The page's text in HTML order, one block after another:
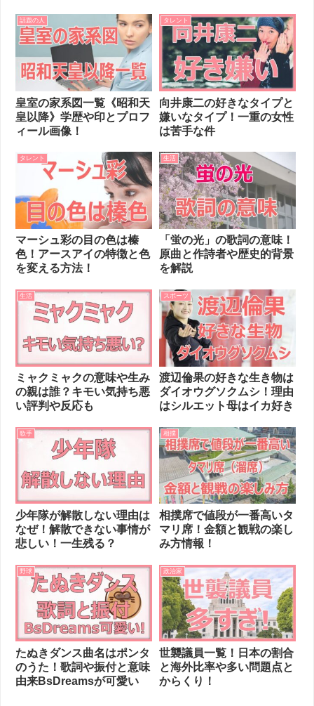
話題の人
皇室の家系図一覧《昭和天
皇以降》学歴や印とプロフ
ィール画像！
タレント
向井康二の好きなタイプと
嫌いなタイプ！一重の女性
は苦手な件
タレント
マーシュ彩の目の色は榛
色！アースアイの特徴と色
を変える方法！
生活
「蛍の光」の歌詞の意味！
原曲と作詩者や歴史的背景
を解説
生活
ミャクミャクの意味や生み
の親は誰？キモい気持ち悪
い評判や反応も
スポーツ
渡辺倫果の好きな生き物は
ダイオウグソクムシ！理由
はシルエット母はイカ好き
歌手
少年隊が解散しない理由は
なぜ！解散できない事情が
悲しい！一生残る？
相撲
相撲席で値段が一番高いタ
マリ席！金額と観戦の楽し
み方情報！
野球
たぬきダンス曲名はポンタ
のうた！歌詞や振付と意味
由来BsDreamsが可愛い
政治家
世襲議員一覧！日本の割合
と海外比率や多い問題点と
からくり！